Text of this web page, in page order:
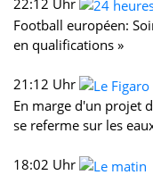
22:12 Uhr
Football européen:
en qualifications »
21:12 Uhr
En marge d'un projet
se referme sur les
18:02 Uhr